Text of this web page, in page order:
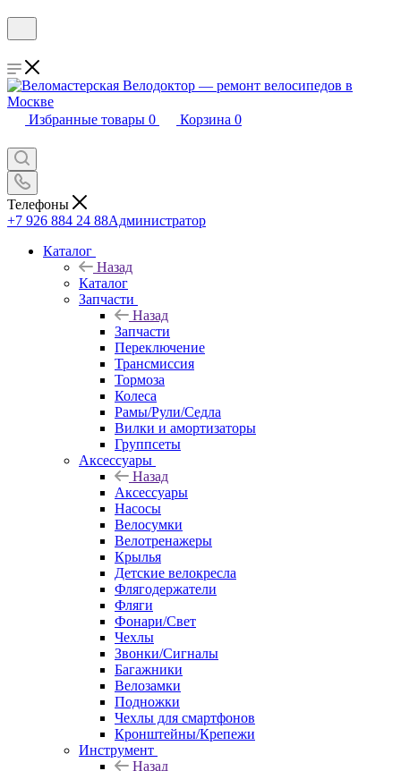
Избранные товары 0 Корзина 0
Телефоны
+7 926 884 24 88Администратор
Каталог
Назад
Каталог
Запчасти
Назад
Запчасти
Переключение
Трансмиссия
Тормоза
Колеса
Рамы/Рули/Седла
Вилки и амортизаторы
Группсеты
Аксессуары
Назад
Аксессуары
Насосы
Велосумки
Велотренажеры
Крылья
Детские велокресла
Флягодержатели
Фляги
Фонари/Свет
Чехлы
Звонки/Сигналы
Багажники
Велозамки
Подножки
Чехлы для смартфонов
Кронштейны/Крепежи
Инструмент
Назад